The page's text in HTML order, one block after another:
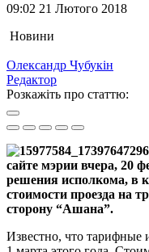
09:02 21 Лютого 2018
Новини
Олександр Чубукін
Редактор
Розкажіть про статтю:
сайте мэрии вчера, 20
решения исполкома, в
стоимости проезда на
сторону “Ашана”.
Известно, что тарифные